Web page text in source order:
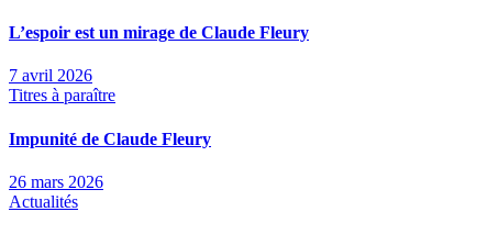
L’espoir est un mirage de Claude Fleury
7 avril 2026
Titres à paraître
Impunité de Claude Fleury
26 mars 2026
Actualités